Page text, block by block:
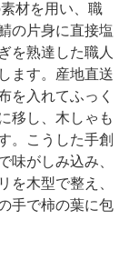
材を用い、職
の片身に直接塩
を熟達した職人
ます。産地直送
を入れてふっく
移し、木しゃも
。こうした手創
味がしみ込み、
を木型で整え、
手で柿の葉に包